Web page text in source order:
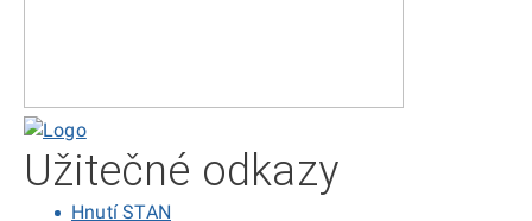
Domů
Užitečné odkazy
Hnutí STAN